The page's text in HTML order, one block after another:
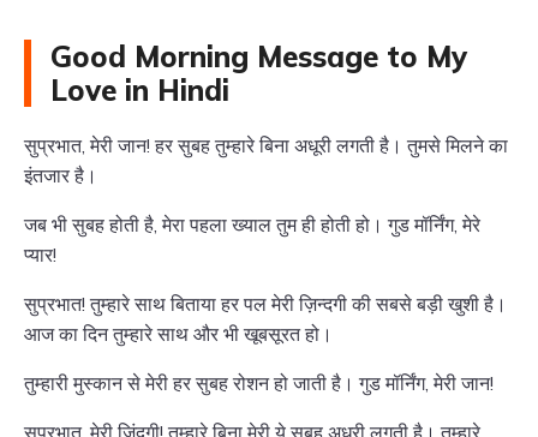
Good Morning Message to My
Love in Hindi
सुप्रभात, मेरी जान! हर सुबह तुम्हारे बिना अधूरी लगती है। तुमसे मिलने का
इंतजार है।
जब भी सुबह होती है, मेरा पहला ख्याल तुम ही होती हो। गुड मॉर्निंग, मेरे
प्यार!
सुप्रभात! तुम्हारे साथ बिताया हर पल मेरी ज़िन्दगी की सबसे बड़ी खुशी है।
आज का दिन तुम्हारे साथ और भी खूबसूरत हो।
तुम्हारी मुस्कान से मेरी हर सुबह रोशन हो जाती है। गुड मॉर्निंग, मेरी जान!
सुप्रभात, मेरी जिंदगी! तुम्हारे बिना मेरी ये सुबह अधूरी लगती है। तुम्हारे